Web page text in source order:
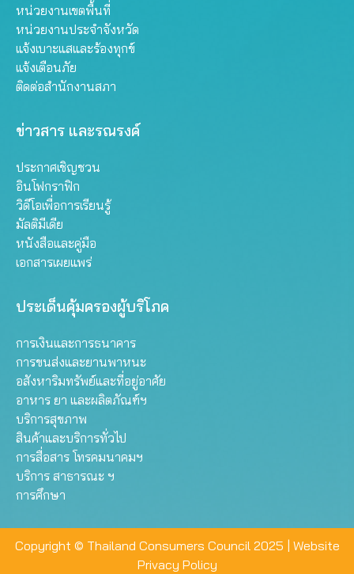
หน่วยงานเขตพื้นที่
หน่วยงานประจำจังหวัด
แจ้งเบาะแสและร้องทุกข์
แจ้งเตือนภัย
ติดต่อสำนักงานสภา
ข่าวสาร และรณรงค์
ประกาศเชิญชวน
อินโฟกราฟิก
วิดีโอเพื่อการเรียนรู้
มัลติมีเดีย
หนังสือและคู่มือ
เอกสารเผยแพร่
ประเด็นคุ้มครองผู้บริโภค
การเงินและการธนาคาร
การขนส่งและยานพาหนะ
อสังหาริมทรัพย์และที่อยู่อาศัย
อาหาร ยา และผลิตภัณฑ์ฯ
บริการสุขภาพ
สินค้าและบริการทั่วไป
การสื่อสาร โทรคมนาคมฯ
บริการ สาธารณะ ฯ
การศึกษา
Copyright © Thailand Consumers Council 2025 | Website
Privacy Policy